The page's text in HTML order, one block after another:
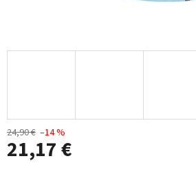
24,90 € –14 %
21,17 €